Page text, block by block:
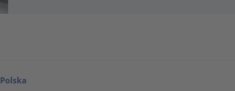
Polska